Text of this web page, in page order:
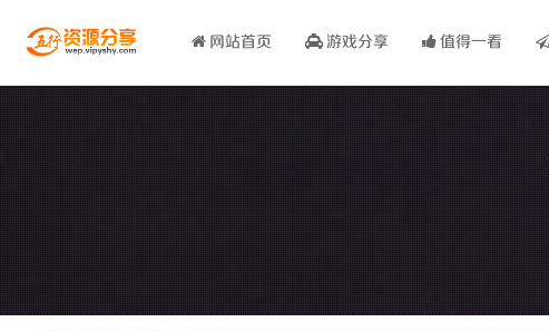
网站首页 游戏分享 值得一看